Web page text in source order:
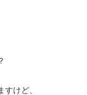
すけど、